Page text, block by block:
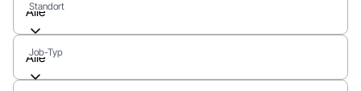
Standort
Alle
Job-Typ
Alle